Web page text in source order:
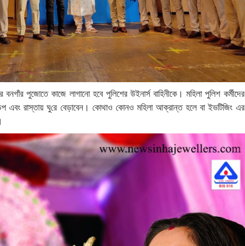
পুজোতে কাজে লাগানো হবে পুলিশের উইনার্স বাহিনীকে। মহিলা পুলিশ কর্মীদের
এবং রাস্তায় ঘু‌রে বেড়াবেন। কোথাও কোনও মহিলা আক্রান্ত হলে বা ইভটিজিং এর